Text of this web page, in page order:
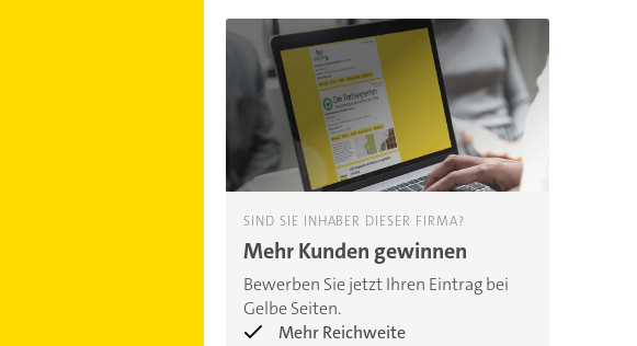
SIND SIE INHABER DIESER FIRMA?
Mehr Kunden gewinnen
Bewerben Sie jetzt Ihren Eintrag bei
Gelbe Seiten.
Mehr Reichweite